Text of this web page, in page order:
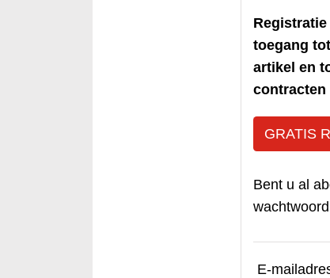
toegang
artikel en
contracten
GRATIS
Bent u al
E-